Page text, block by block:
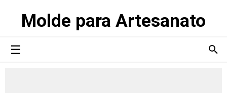
Molde para Artesanato